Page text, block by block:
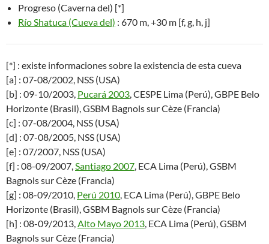
Progreso (Caverna del) [*]
Río Shatuca (Cueva del) : 670 m, +30 m [f, g, h, j]
[*] : existe informaciones sobre la existencia de esta cueva
[a] : 07-08/2002, NSS (USA)
[b] : 09-10/2003, Pucará 2003, CESPE Lima (Perú), GBPE Belo
Horizonte (Brasil), GSBM Bagnols sur Cèze (Francia)
[c] : 07-08/2004, NSS (USA)
[d] : 07-08/2005, NSS (USA)
[e] : 07/2007, NSS (USA)
[f] : 08-09/2007,Santiago 2007, ECA Lima (Perú), GSBM
Bagnols sur Cèze (Francia)
[g] : 08-09/2010, Perú 2010, ECA Lima (Perú), GBPE Belo
Horizonte (Brasil), GSBM Bagnols sur Cèze (Francia)
[h] : 08-09/2013,Alto Mayo 2013, ECA Lima (Perú), GSBM
Bagnols sur Cèze (Francia)